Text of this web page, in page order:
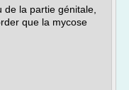
la partie génitale,
que la mycose